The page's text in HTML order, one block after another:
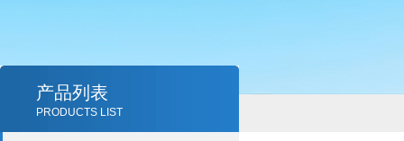
产品列表
PRODUCTS LIST